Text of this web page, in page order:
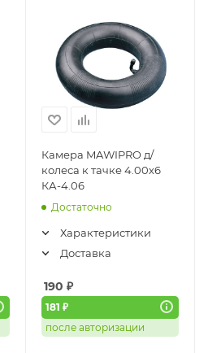
Камера MAWIPRO д/
колеса к тачке 4.00х6
КА-4.06
Достаточно
Характеристики
Доставка
190 ₽
181 ₽
после авторизации